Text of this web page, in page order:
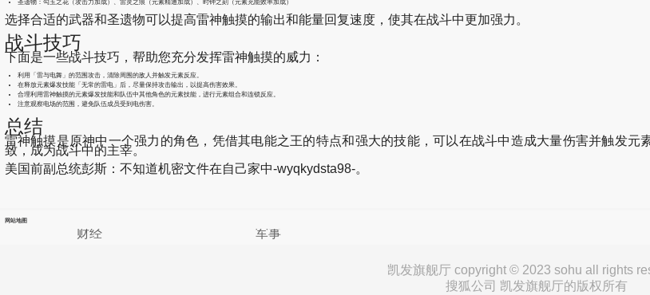
圣遗物：勾玉之花（攻击力加成）、雷灵之痕（元素精通加成）、时钟之刻（元素充能效率加成）
选择合适的武器和圣遗物可以提高雷神触摸的输出和能量回复速度，使其在战斗中更加强力。
战斗技巧
下面是一些战斗技巧，帮助您充分发挥雷神触摸的威力：
利用「雷与电舞」的范围攻击，清除周围的敌人并触发元素反应。
在释放元素爆发技能「无常的雷电」后，尽量保持攻击输出，以提高伤害效果。
合理利用雷神触摸的元素爆发技能和队伍中其他角色的元素技能，进行元素组合和连锁反应。
注意观察电场的范围，避免队伍成员受到电伤害。
总结
雷神触摸是原神中一个强力的角色，凭借其电能之王的特点和强大的技能，可以在战斗中造成大量伤害并触发
致，成为战斗中的主宰。
美国前副总统彭斯：不知道机密文件在自己家中-wyqkydsta98-。
网站地图
财经 军事
凯发旗舰厅 copyright © 2023 sohu all rights
搜狐公司 凯发旗舰厅的版权所有